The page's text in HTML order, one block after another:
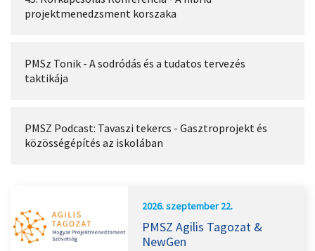
projektmenedzsment korszaka
PMSz Tonik - A sodródás és a tudatos tervezés
taktikája
PMSZ Podcast: Tavaszi tekercs - Gasztroprojekt és
közösségépítés az iskolában
2026. szeptember 22.
PMSZ Agilis Tagozat &
NewGen